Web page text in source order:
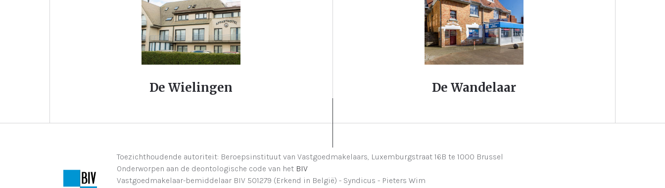
De Wielingen De Wandelaar
Toezichthoudende autoriteit: Beroepsinstituut van Vastgoedmakelaars, Luxemburgstraat 16B te 1000 Brussel
Onderworpen aan de deontologische code van het BIV
Vastgoedmakelaar-bemiddelaar BIV 501279 (Erkend in België) - Syndicus - Pieters Wim